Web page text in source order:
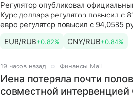
Регулятор опубликовал
Курс доллара регулятор повысил с
евро регулятор повысил с 94,0585
EUR/RUB+0.82% CNY/RUB+0.84%
19 часов назад Финансы Mail
Иена потеряла почти
совместной